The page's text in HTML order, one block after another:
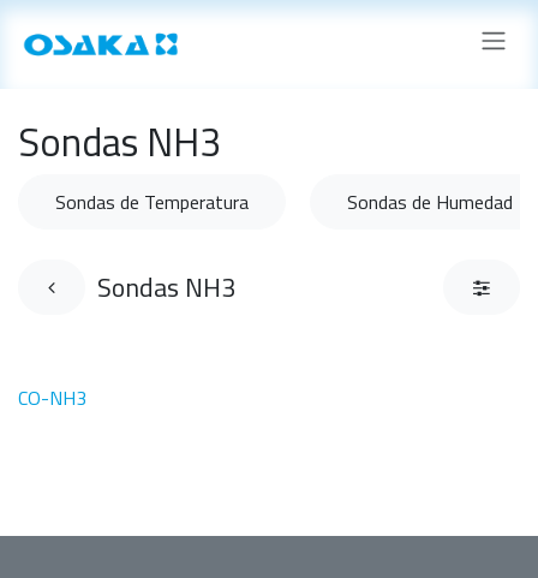
Ir al contenido
Sondas NH3
Sondas de Temperatura Sondas de Humedad
Sondas NH3
CO-NH3